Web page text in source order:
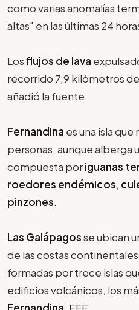
como varias anomalías
altas" en las últimas 24
Losflujos de lava
recorrido 7,9 kilómetros
añadió la fuente.
Fernandina es una isla
personas, aunque alberga
compuesta poriguanas
roedores endémicos,
pinzones.
Las Galápagosse ubican
de las costas
formadas por trece islas
edificios volcánicos, los